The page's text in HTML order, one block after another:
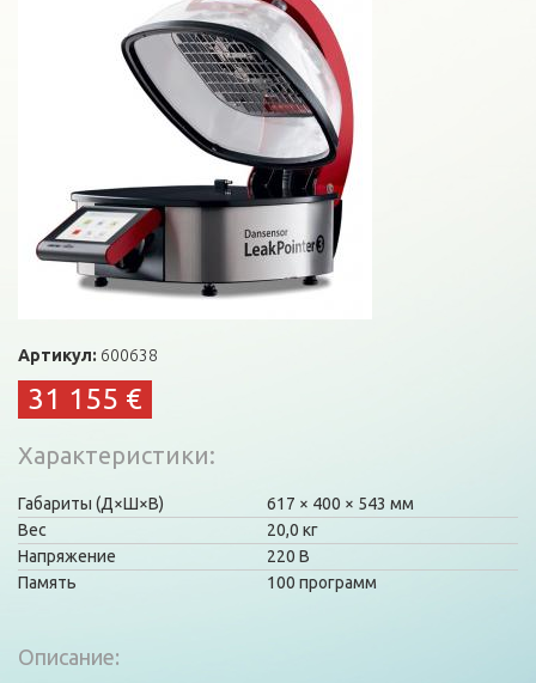
Артикул: 600638
31 155 €
Характеристики
Габариты (Д×Ш×В) 617 400
543 мм
Вес
20,0 кг
Напряжение
220 В
Память
100 программ
Описание: